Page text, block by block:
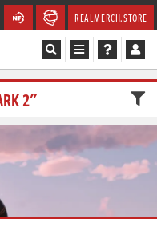
REALMERCH.STORE
2"